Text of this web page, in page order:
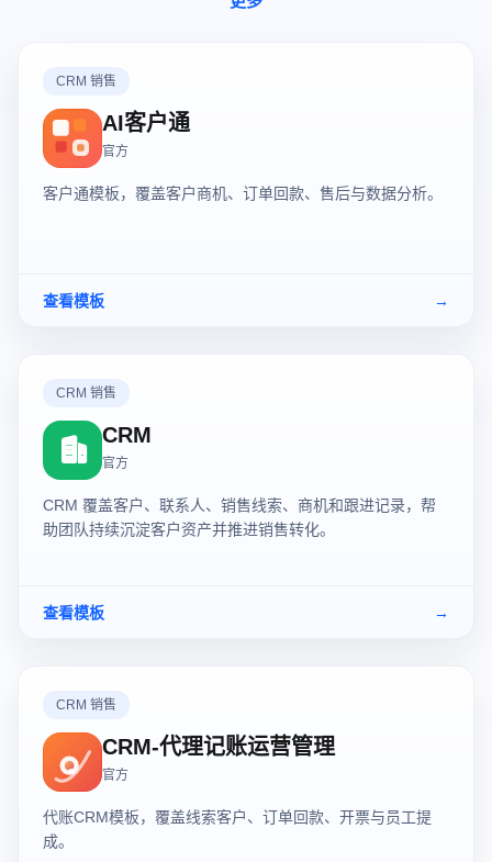
CRM 销售
AI客户通
官方
客户通模板，覆盖客户商机、订单回款、售后与数据分析。
查看模板 →
CRM 销售
CRM
官方
CRM 覆盖客户、联系人、销售线索、商机和跟进记录，帮
助团队持续沉淀客户资产并推进销售转化。
查看模板 →
CRM 销售
CRM-代理记账运营管理
官方
代账CRM模板，覆盖线索客户、订单回款、开票与员工提
成。